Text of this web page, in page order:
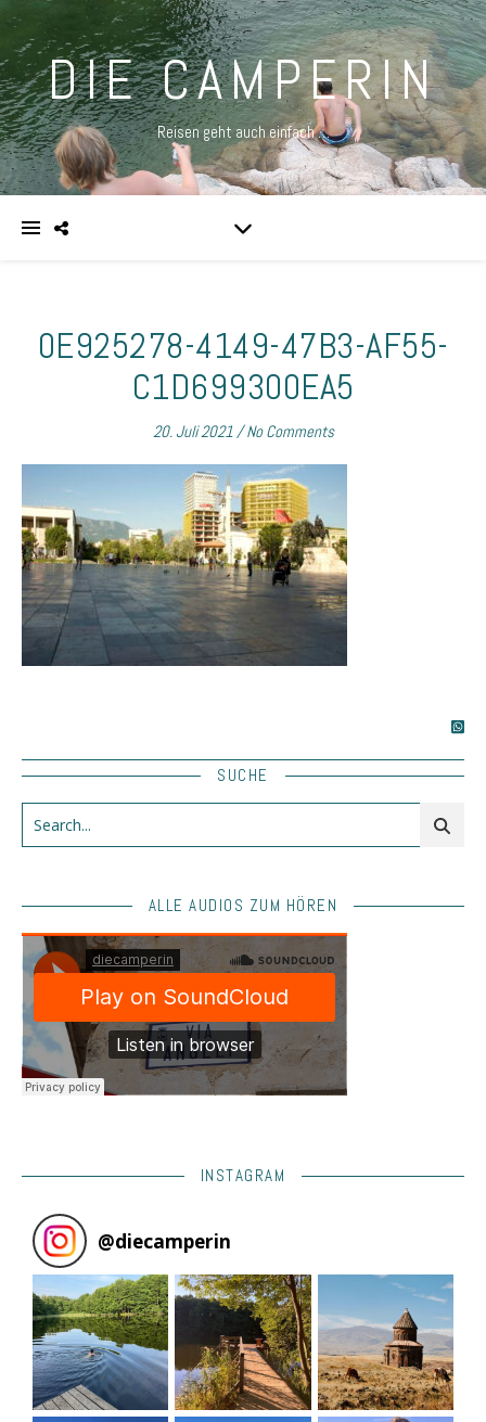
DIE CAMPERIN
Reisen geht auch einfach …
0E925278-4149-47B3-AF55-
C1D699300EA5
20. Juli 2021/ No Comments
SUCHE
ALLE AUDIOS ZUM HÖREN
INSTAGRAM
@diecamperin